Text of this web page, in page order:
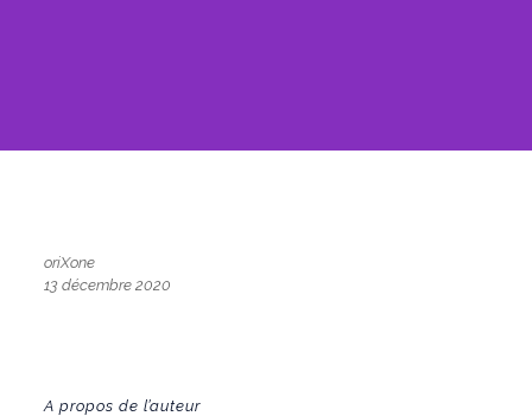
oriXone
13 décembre 2020
A propos de l’auteur